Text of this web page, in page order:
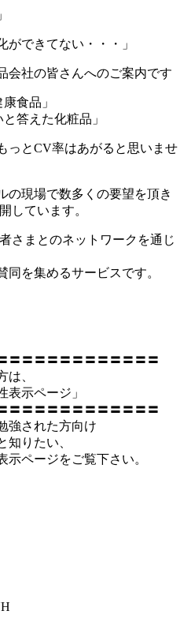
ができてない・・・」
会社の皆さんへのご案内です
食品」
答えた化粧品」
っとCV率はあがると思いませ
の現場で数多くの要望を頂き
しています。
さまとのネットワークを通じ
同を集めるサービスです。
〓〓〓〓〓〓〓〓〓〓〓〓
は、
示ページ」
〓〓〓〓〓〓〓〓〓〓〓〓
強された方向け
知りたい、
ページをご覧下さい。